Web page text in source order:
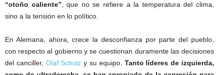
“otoño caliente”, que no se refiere a la temperatura del clima,
sino a la tensión en lo político.
En Alemana, ahora, crece la desconfianza por parte del pueblo,
con respecto al gobierno y se cuestionan duramente las decisiones
del canciller, Olaf Scholz y su equipo. Tanto líderes de izquierda,